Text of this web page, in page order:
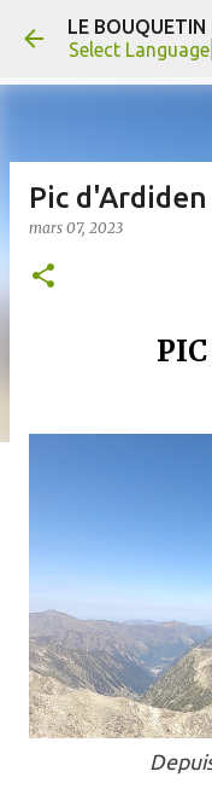
LE BOUQUETIN
Select Language
Pic d'Ardiden
mars 07, 2023